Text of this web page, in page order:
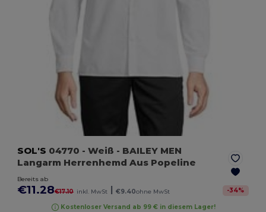
SOL'S 04770 - Weiß - BAILEY MEN
Langarm Herrenhemd Aus Popeline
Bereits ab
€11.28€17.10 inkl. MwSt | €9.40ohne MwSt -34%
Kostenloser Versand ab 99 € in diesem Lager!